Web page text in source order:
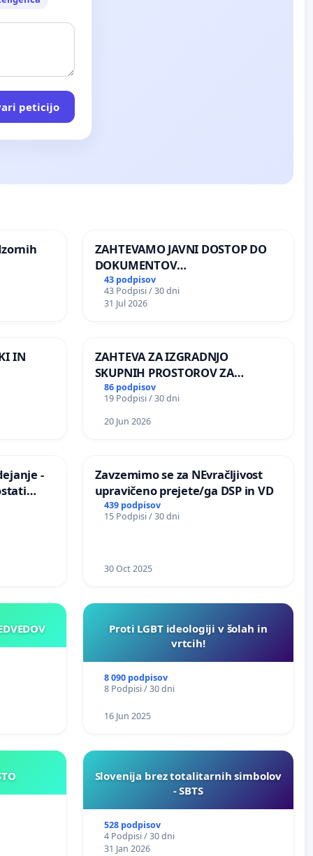
peticijo
ZAHTEVAMO JAVNI DOSTOP DO
DOKUMENTOV
PARLAMENTARNIH
PREISKOVALNIH KOMISIJ O
ILEGALNI TRGOVINI Z OROŽJEM
43 podpisov
43 Podpisi / 30 dni
31 Jul 2026
IN
ZAHTEVA ZA IZGRADNJO
SKUPNIH PROSTOROV ZA
PREBIVALCE KRAJEVNE
SKUPNOSTI PRESTRANEK
86 podpisov
19 Podpisi / 30 dni
20 Jun 2026
-
Zavzemimo se za NEvračljivost
upravičeno prejete/ga DSP in VD
439 podpisov
15 Podpisi / 30 dni
30 Oct 2025
Proti LGBT ideologiji v šolah in
vrtcih!
8 090 podpisov
8 Podpisi / 30 dni
16 Jun 2025
MESTO
Slovenija brez totalitarnih simbolov
- SBTS
528 podpisov
4 Podpisi / 30 dni
31 Jan 2026